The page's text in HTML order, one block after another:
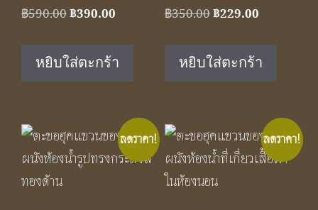
฿590.00Original
was:
฿590.00.
฿390.00
฿390.00.
หยิบใส่ตะกร้า
฿350.00Original
was:
฿350.00.
฿229.00Current
฿229.00.
หยิบใส่ตะกร้า
ลดราคา! ลดราคา!